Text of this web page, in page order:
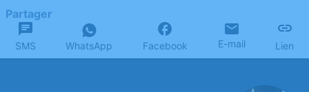
Partager
SMS WhatsApp Facebook E-mail Lien